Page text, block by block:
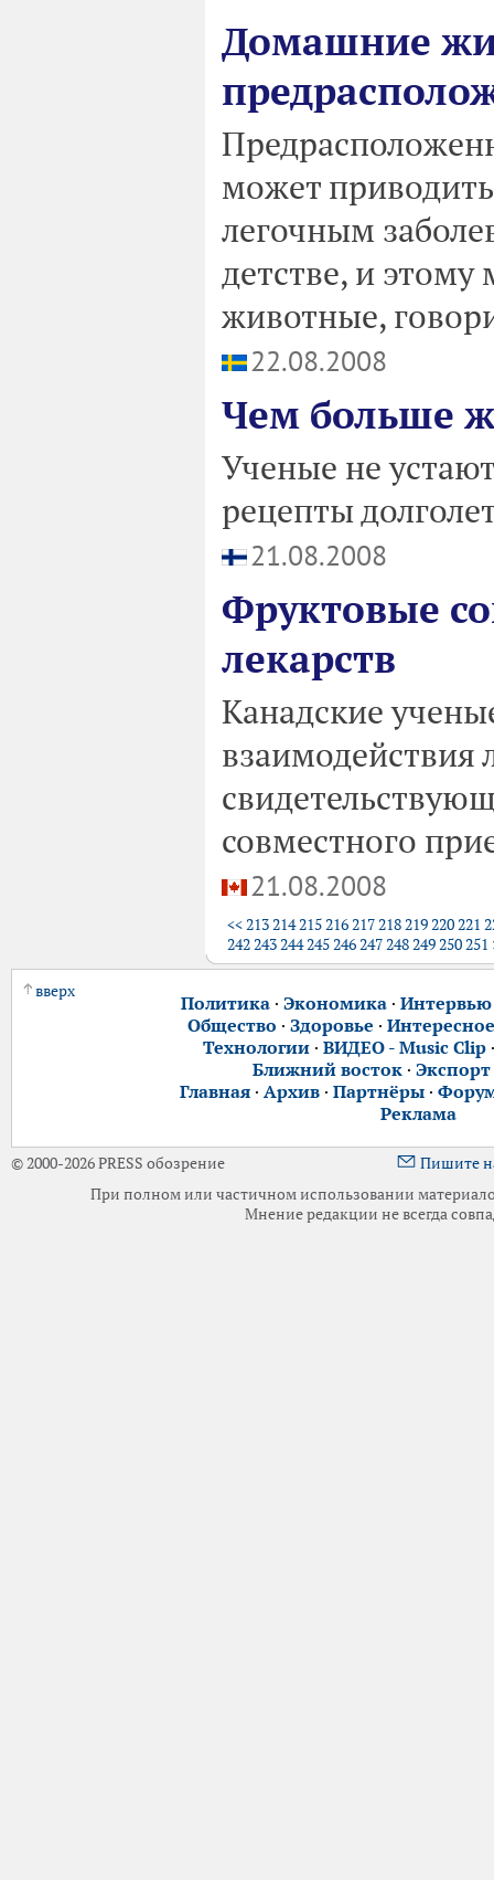
Домашние
может
легочным
детстве, и этому
животные,
22.08.2008
Чем больше
Ученые не
рецепты
21.08.2008
Фруктовые
лекарств
Канадские
взаимодействия
совместного
21.08.2008
<<213214215216217218219220221
242243244245246247248249250251
вверх
Политика· Экономика· Интервью
Общество · Здоровье · Интересное
Технологии· ВИДЕО - Music Clip
Ближний восток ·
Главная· Архив· Партнёры·
Реклама
© 2000-2026 PRESS обозрение
Пишите
При полном или частичном использовании
Мнение редакции не всегда